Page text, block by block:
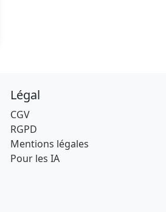
Légal
CGV
RGPD
Mentions légales
Pour les IA